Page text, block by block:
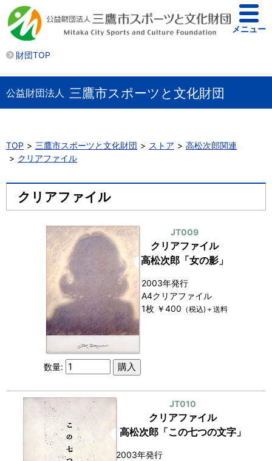
財団TOP
メニュー
公益財団法人 三鷹市スポーツと文化財団
TOP 三鷹市スポーツと文化財団 ストア
高松次郎関連
クリアファイル
クリアファイル
数量:
JT009
クリアファイル
高松次郎「女の影」
2003年発行
A4クリアファイル
1枚 ￥400 （税込)＋送料
JT010
クリアファイル
高松次郎「この七つの文字」
2003年発行